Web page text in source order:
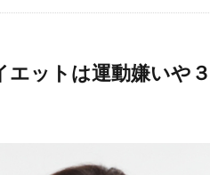
ットは運動嫌いや